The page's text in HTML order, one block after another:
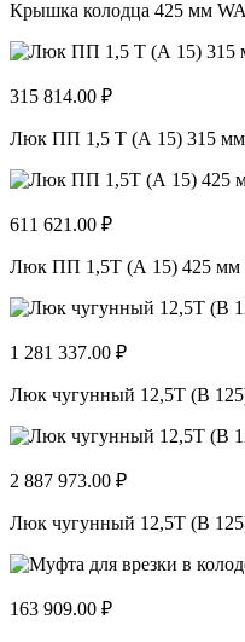
Крышка колодца 425 мм
315 814.00 ₽
Люк ПП 1,5 Т (А 15) 315
611 621.00 ₽
Люк ПП 1,5Т (А 15) 425 мм
1 281 337.00 ₽
Люк чугунный 12,5Т (В 125)
2 887 973.00 ₽
Люк чугунный 12,5Т (В 125)
163 909.00 ₽